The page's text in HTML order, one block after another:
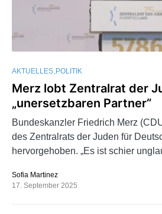
AKTUELLES POLITIK
Merz lobt Zentralrat der
„unersetzbaren Partner“
Bundeskanzler Friedrich Merz
des Zentralrats der Juden für
hervorgehoben. „Es ist schier
Sofia Martinez
17. September 2025